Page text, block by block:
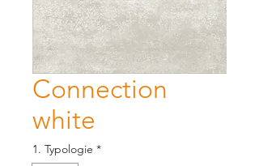
Connection
white
1. Typologie *